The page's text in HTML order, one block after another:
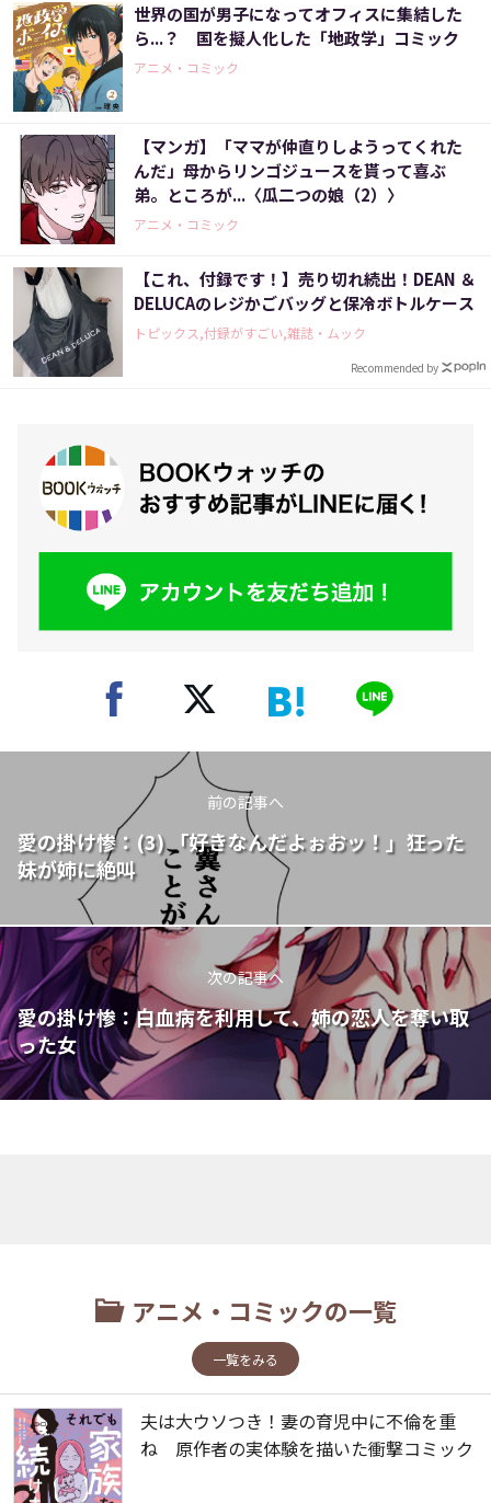
世界の国が男子になってオフィスに集結した
ら...？ 国を擬人化した「地政学」コミック
アニメ・コミック
【マンガ】「ママが仲直りしようってくれた
んだ」母からリンゴジュースを貰って喜ぶ
弟。ところが...〈瓜二つの娘（2）〉
アニメ・コミック
【これ、付録です！】売り切れ続出！DEAN ＆
DELUCAのレジかごバッグと保冷ボトルケース
トピックス,付録がすごい,雑誌・ムック
Recommended by
前の記事へ
愛の掛け惨：(3) 「好きなんだよぉおッ！」狂った
妹が姉に絶叫
次の記事へ
愛の掛け惨：白血病を利用して、姉の恋人を奪い取
った女
アニメ・コミックの一覧
一覧をみる
夫は大ウソつき！妻の育児中に不倫を重
ね 原作者の実体験を描いた衝撃コミック